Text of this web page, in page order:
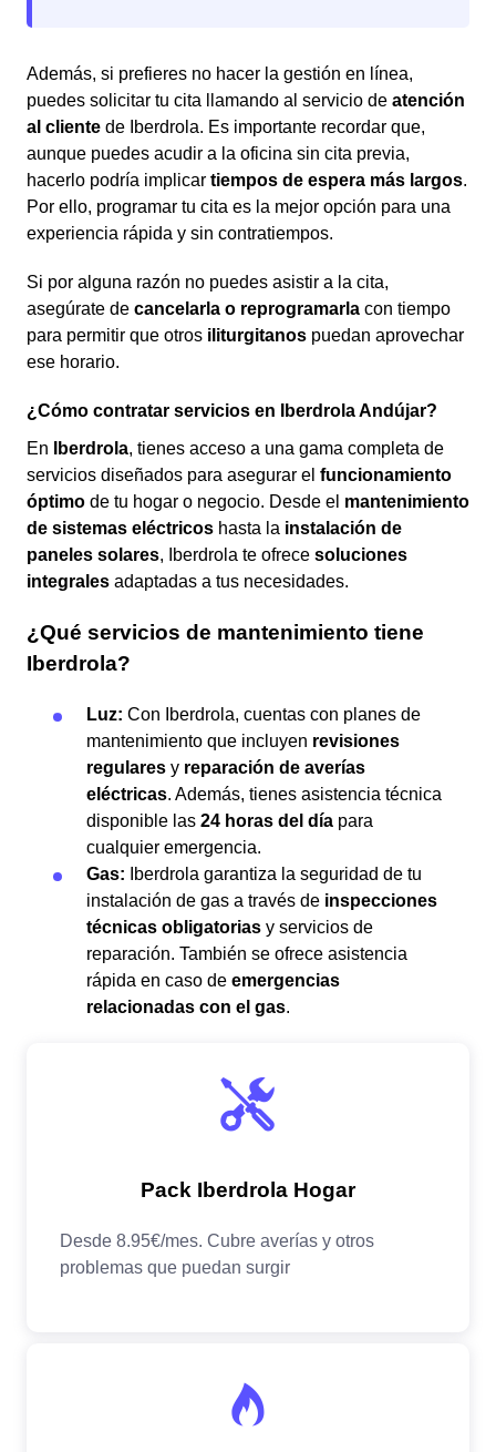
Además, si prefieres no hacer la gestión en línea,
puedes solicitar tu cita llamando al servicio de atención
al cliente de Iberdrola. Es importante recordar que,
aunque puedes acudir a la oficina sin cita previa,
hacerlo podría implicar tiempos de espera más largos.
Por ello, programar tu cita es la mejor opción para una
experiencia rápida y sin contratiempos.
Si por alguna razón no puedes asistir a la cita,
asegúrate de cancelarla o reprogramarla con tiempo
para permitir que otros iliturgitanos puedan aprovechar
ese horario.
¿Cómo contratar servicios en Iberdrola Andújar?
En
Iberdrola, tienes acceso a una gama completa de
servicios diseñados para asegurar el funcionamiento
óptimo de tu hogar o negocio. Desde el mantenimiento
de sistemas eléctricos hasta la instalación de
paneles solares, Iberdrola te ofrece soluciones
integrales adaptadas a tus necesidades.
¿Qué servicios de mantenimiento tiene
Iberdrola?
Luz: Con Iberdrola, cuentas con planes de
mantenimiento que incluyen revisiones
regulares y reparación de averías
eléctricas. Además, tienes asistencia técnica
disponible las 24 horas del día para
cualquier emergencia.
Gas: Iberdrola garantiza la seguridad de tu
instalación de gas a través de inspecciones
técnicas obligatorias y servicios de
reparación. También se ofrece asistencia
rápida en caso de emergencias
relacionadas con el gas.